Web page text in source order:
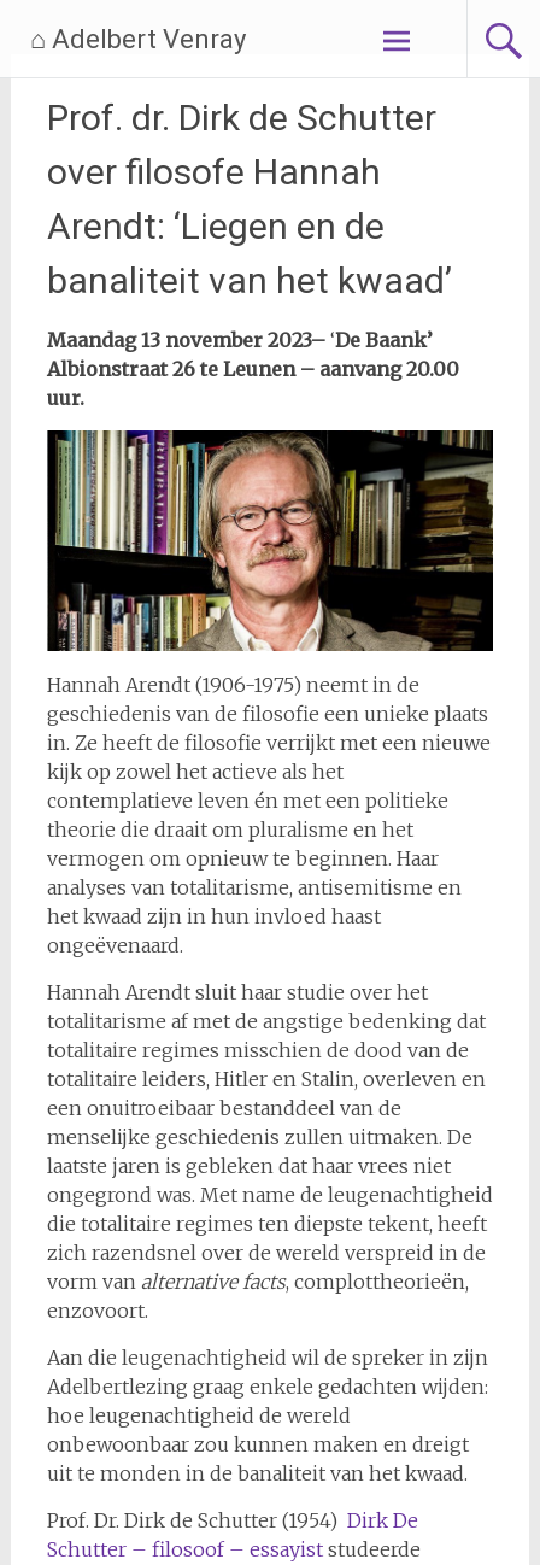
naar
de
inhoud
⌂ Adelbert Venray
Prof. dr. Dirk de Schutter
over filosofe Hannah
Arendt: ‘Liegen en de
banaliteit van het kwaad’
Maandag 13 november 2023–‘De Baank’
Albionstraat 26 te Leunen – aanvang 20.00
uur.
Hannah Arendt (1906-1975) neemt in de
geschiedenis van de filosofie een unieke plaats
in. Ze heeft de filosofie verrijkt met een nieuwe
kijk op zowel het actieve als het
contemplatieve leven én met een politieke
theorie die draait om pluralisme en het
vermogen om opnieuw te beginnen. Haar
analyses van totalitarisme, antisemitisme en
het kwaad zijn in hun invloed haast
ongeëvenaard.
Hannah Arendt sluit haar studie over het
totalitarisme af met de angstige bedenking dat
totalitaire regimes misschien de dood van de
totalitaire leiders, Hitler en Stalin, overleven en
een onuitroeibaar bestanddeel van de
menselijke geschiedenis zullen uitmaken. De
laatste jaren is gebleken dat haar vrees niet
ongegrond was. Met name de leugenachtigheid
die totalitaire regimes ten diepste tekent, heeft
zich razendsnel over de wereld verspreid in de
vorm van alternative facts, complottheorieën,
enzovoort.
Aan die leugenachtigheid wil de spreker in zijn
Adelbertlezing graag enkele gedachten wijden:
hoe leugenachtigheid de wereld
onbewoonbaar zou kunnen maken en dreigt
uit te monden in de banaliteit van het kwaad.
Prof. Dr. Dirk de Schutter (1954) Dirk De
Schutter – filosoof – essayiststudeerde